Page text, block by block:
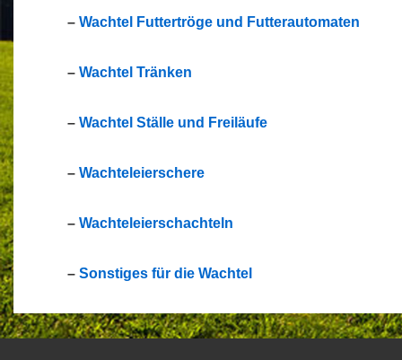
– Wachtel Futtertröge und Futterautomaten
– Wachtel Tränken
– Wachtel Ställe und Freiläufe
– Wachteleierschere
– Wachteleierschachteln
– Sonstiges für die Wachtel